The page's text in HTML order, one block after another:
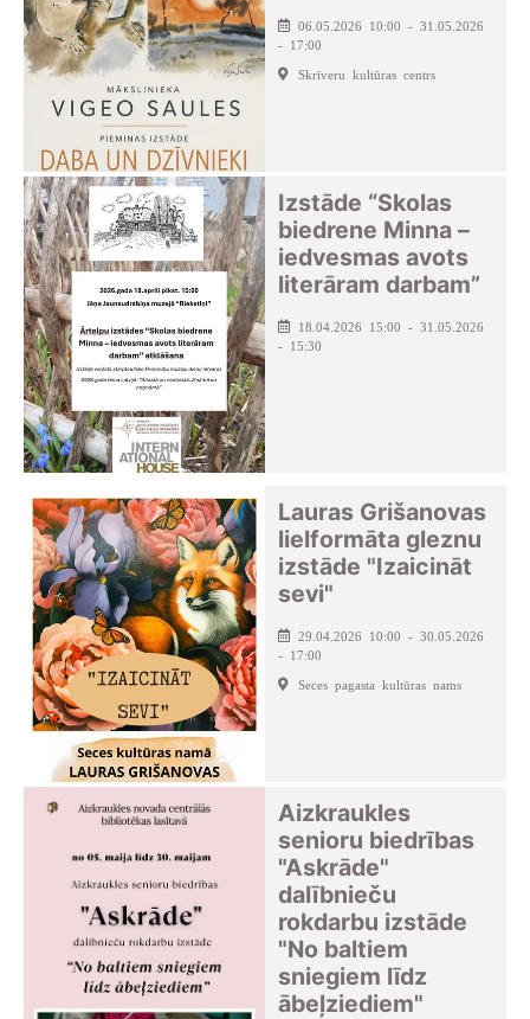
06.05.2026 10:00 - 31.05.2026
- 17:00
Skrīveru kultūras centrs
Izstāde “Skolas
biedrene Minna –
iedvesmas avots
literāram darbam”
18.04.2026 15:00 - 31.05.2026
- 15:30
Lauras Grišanovas
lielformāta gleznu
izstāde "Izaicināt
sevi"
29.04.2026 10:00 - 30.05.2026
- 17:00
Seces pagasta kultūras nams
Aizkraukles
senioru biedrības
"Askrāde"
dalībnieču
rokdarbu izstāde
"No baltiem
sniegiem līdz
ābeļziediem"